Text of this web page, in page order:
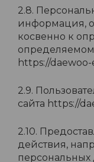
2.8.
информация,
косвенно к
https://
2.9.
сайта https://
2.10.
действия,